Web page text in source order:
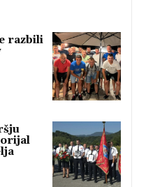
razbili